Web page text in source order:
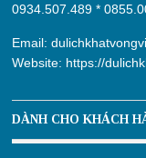
0934.507.489 *
Email:
Website: https://
DÀNH CHO KHÁCH